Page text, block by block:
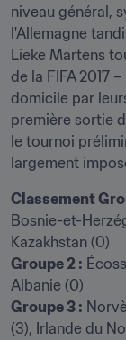
niveau général,
l'Allemagne
Lieke Martens
de la FIFA 2017
domicile par
première sortie
le tournoi
largement
Classement
Bosnie-et-
Groupe 2 :
Groupe 3 :